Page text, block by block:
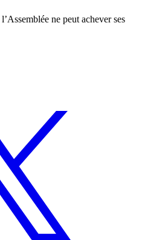
ne peut achever ses